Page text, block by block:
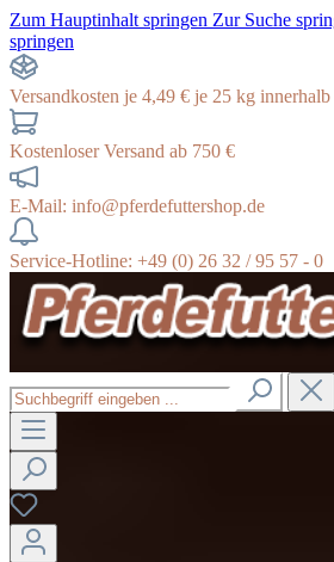
Zum Hauptinhalt springen Zur Suche
springen
Versandkosten je 4,49 € je 25 kg
Kostenloser Versand ab 750 €
E-Mail: info@pferdefuttershop.de
Service-Hotline: +49 (0) 26 32 / 95 57 - 0